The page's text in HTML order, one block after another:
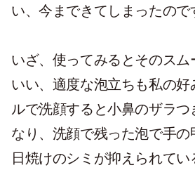
い、今まできてしまったので
いざ、使ってみるとそのスム
いい、適度な泡立ちも私の
ルで洗顔すると小鼻のザラつ
なり、洗顔で残った泡で手の
日焼けのシミが抑えられてい